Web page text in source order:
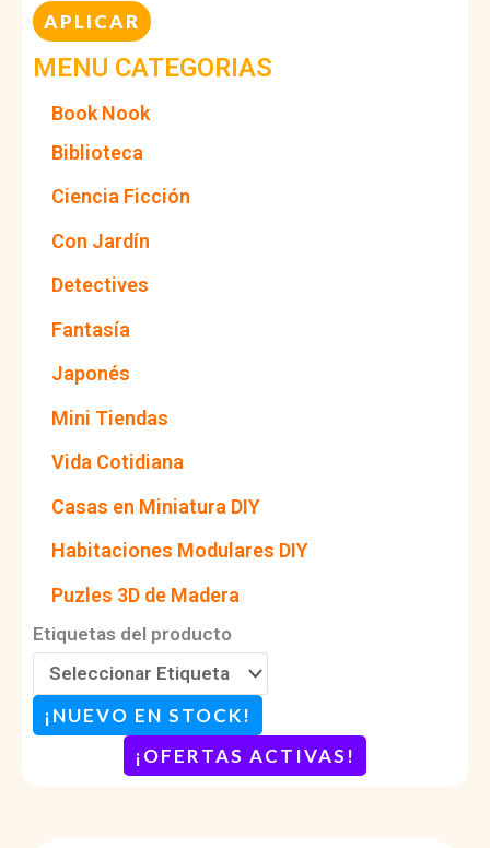
t APLICAR
MENU CATEGORIAS
Book Nook
Biblioteca
Ciencia Ficción
Con Jardín
Detectives
Fantasía
Japonés
Mini Tiendas
Vida Cotidiana
Casas en Miniatura DIY
Habitaciones Modulares DIY
Puzles 3D de Madera
Etiquetas del producto
¡NUEVO EN STOCK!
¡OFERTAS ACTIVAS !